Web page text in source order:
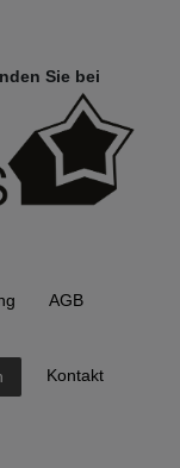
Sie bei
AGB
Kontakt